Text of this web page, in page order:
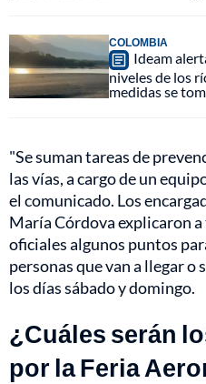
COLOMBIA
Ideam
niveles de los
medidas se
"Se suman tareas de
las vías, a cargo de un
el comunicado. Los
María Córdova explicaron a
oficiales algunos puntos
personas que van a llegar
los días sábado y domingo.
¿Cuáles serán
por la Feria